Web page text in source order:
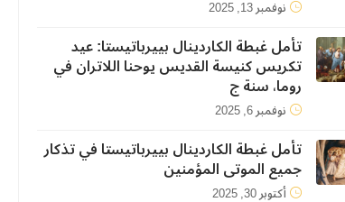
نوفمبر 13, 2025
تأمل غبطة الكاردينال بييرباتيستا: عيد
تكريس كنيسة القديس يوحنا اللاتران في
روما، سنة ج
نوفمبر 6, 2025
تأمل غبطة الكاردينال بييرباتيستا في تذكار
جميع الموتى المؤمنين
أكتوبر 30, 2025